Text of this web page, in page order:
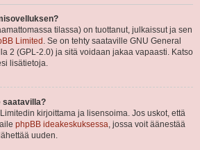
tilassa) on tuottanut, julkaissut ja sen
Limited . Se on tehty saataville GNU General
2 (GPL-2.0) ja sitä voidaan jakaa vapaasti. Katso
lisätietoja.
saatavilla?
kirjoittama ja lisensoima. Jos uskot, että
phpBB ideakeskuksessa, jossa voit äänestää
uuden.